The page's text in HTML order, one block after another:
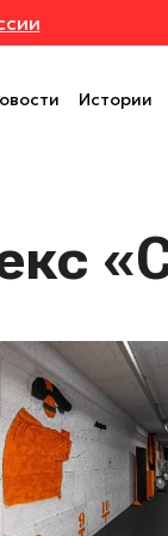
Истории